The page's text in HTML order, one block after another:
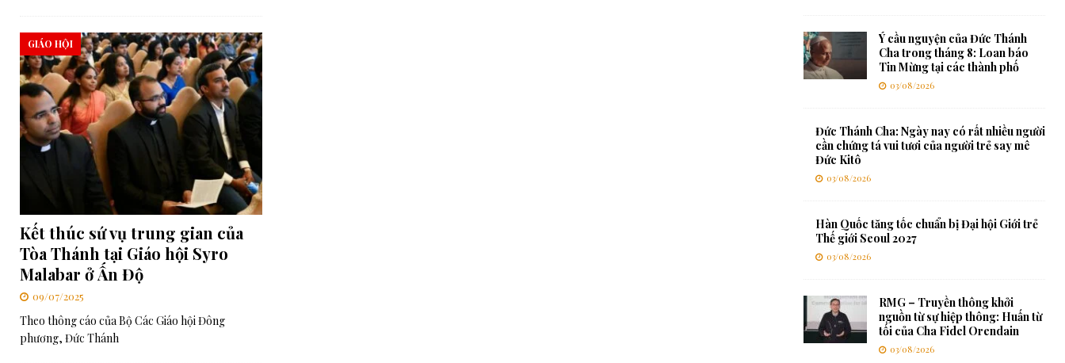
Kết thúc sứ vụ trung gian của
Tòa Thánh tại Giáo hội Syro
Malabar ở Ấn Độ
GIÁO HỘI
09/07/2025
Theo thông cáo của Bộ Các Giáo hội Đông
phương, Đức Thánh
Ý cầu nguyện của Đức Thánh
Cha trong tháng 8: Loan báo
Tin Mừng tại các thành phố
03/08/2026
Đức Thánh Cha: Ngày nay có rất nhiều người
cần chứng tá vui tươi của người trẻ say mê
Đức Kitô
03/08/2026
Hàn Quốc tăng tốc chuẩn bị Đại hội Giới trẻ
Thế giới Seoul 2027
03/08/2026
RMG – Truyền thông khởi
nguồn từ sự hiệp thông: Huấn từ
tối của Cha Fidel Orendain
03/08/2026